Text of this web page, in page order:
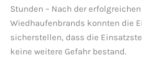
Stunden – Nach der
Wiedhaufenbrands konnten die
sicherstellen, dass die
keine weitere Gefahr bestand.